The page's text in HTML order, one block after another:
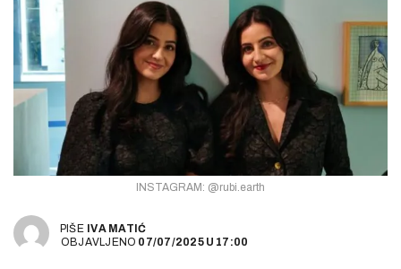
INSTAGRAM: @rubi.earth
PIŠE IVA MATIĆ
OBJAVLJENO 07/07/2025 U 17:00